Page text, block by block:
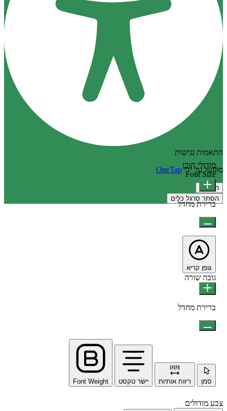
התאמות נגישות
מופעל על ידיOneTap
הצהרה
הסתר סרגל כלים
מודולי תוכן
Font Size
ברירת מחדל
גופן קריא
גובה שורה
ברירת מחדל
סמן ריווח אותיות יישר טקסט Font Weight
צבע מודולים